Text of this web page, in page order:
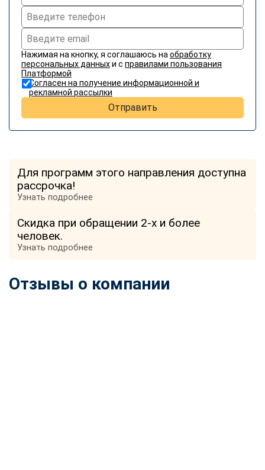
Нажимая на кнопку, я соглашаюсь на обработку
персональных данныхи с правилами пользования
Платформой
Согласен на получение информационной и
рекламной рассылки
Отправить
Для программ этого направления доступна
рассрочка!
Узнать подробнее
Скидка при обращении 2-х и более
человек.
Узнать подробнее
Отзывы о компании